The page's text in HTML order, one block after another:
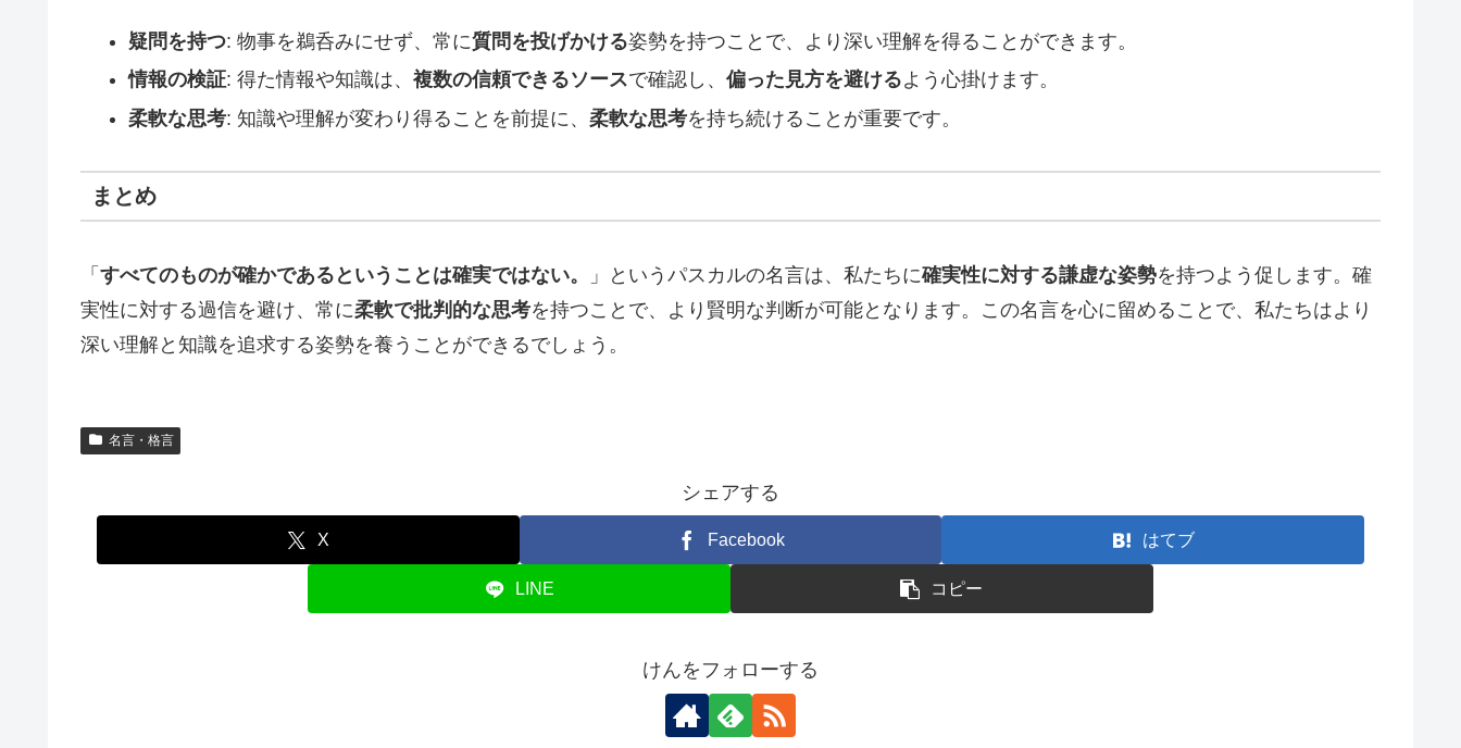
疑問を持つ: 物事を鵜呑みにせず、常に質問を投げかける姿勢を持つことで、より深い理解を得ることができます。
情報の検証: 得た情報や知識は、 複数の信頼できるソースで確認し、 偏った見方を避けるよう心掛けます。
柔軟な思考: 知識や理解が変わり得ることを前提に、 柔軟な思考を持ち続けることが重要です。
まとめ
「 すべてのものが確かであるということは確実ではない。 」というパスカルの名言は、私たちに確実性に対する謙虚な姿勢を持つよう促します。確
実性に対する過信を避け、常に柔軟で批判的な思考を持つことで、より賢明な判断が可能となります。この名言を心に留めることで、私たちはより
深い理解と知識を追求する姿勢を養うことができるでしょう。
名言・格言
シェアする
X Facebook はてブ
LINE コピー
けんをフォローする